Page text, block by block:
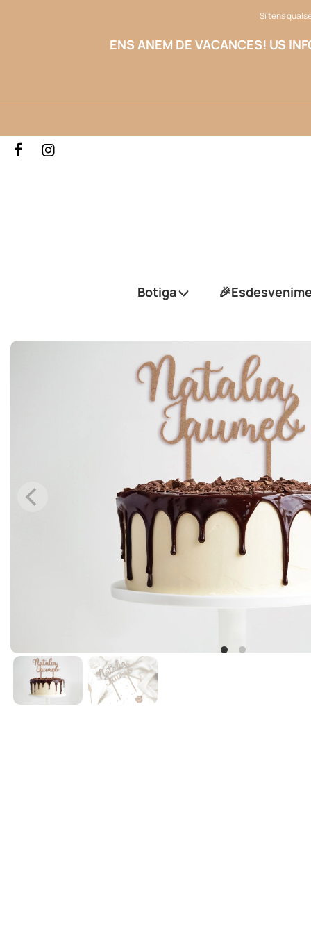
Si tens
ENS ANEM DE VACANCES! US
Botiga